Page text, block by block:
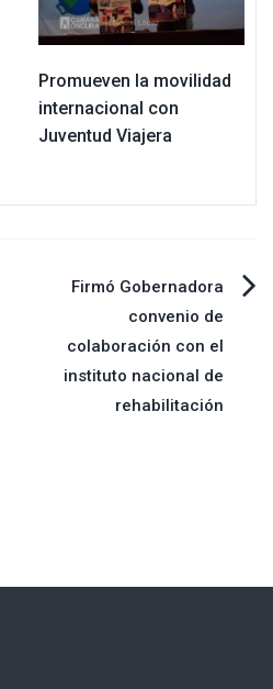
Promueven la movilidad
internacional con
Juventud Viajera
Firmó Gobernadora
convenio de
colaboración con el
instituto nacional de
rehabilitación